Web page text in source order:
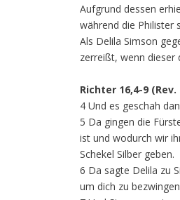
Aufgrund dessen
während die Philister
Als Delila Simson
zerreißt, wenn dieser
Richter 16,4-9
4 Und es geschah
5 Da gingen die
ist und wodurch wir
Schekel Silber geben.
6 Da sagte Delila zu
um dich zu